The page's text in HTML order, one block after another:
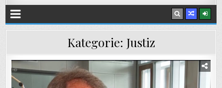
Kategorie: Justiz